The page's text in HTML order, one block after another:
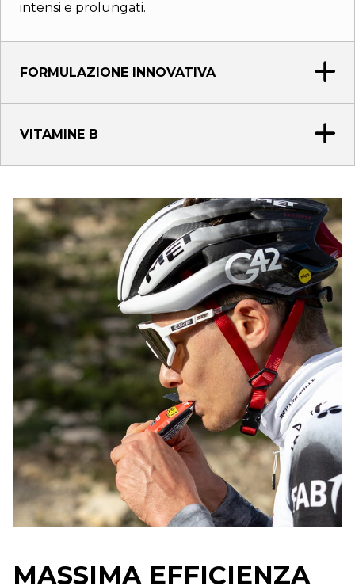
intensi e prolungati.
FORMULAZIONE INNOVATIVA
VITAMINE B
MASSIMA EFFICIENZA